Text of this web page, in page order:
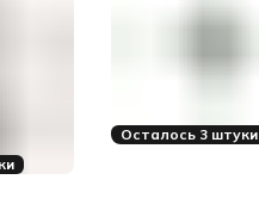
Осталось 3 штуки